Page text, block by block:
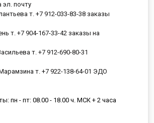
эл. почту
т. +7 912-033-83-38 заказы
т. +7 904-167-33-42 заказы на
т. +7 912-690-80-31
т. +7 922-138-64-01 ЭДО
пн - пт: 08.00 - 18.00 ч. МСК + 2 часа